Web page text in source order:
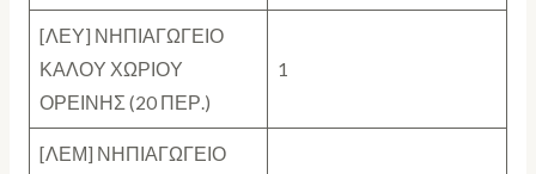
[ΛΕΥ] ΝΗΠΙΑΓΩΓΕΙΟ
ΚΑΛΟΥ ΧΩΡΙΟΥ
ΟΡΕΙΝΗΣ (20 ΠΕΡ.)
1
[ΛΕΜ] ΝΗΠΙΑΓΩΓΕΙΟ